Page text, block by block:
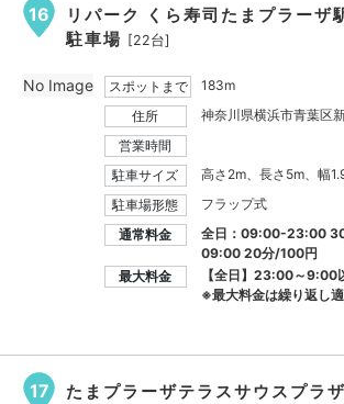
16
リパーク くら寿司たまプラーザ
駐車場 [22台]
スポットまで
183m
住所
神奈川県横浜市青葉区
営業時間
駐車サイズ
高さ2m、長さ5m、幅
駐車場形態
フラップ式
通常料金
全日：09:00-23:00
09:00 20分/100円
最大料金
【全日】23:00～9:00
※最大料金は繰り返し適
No Image
17 たまプラーザテラスサウスプラ